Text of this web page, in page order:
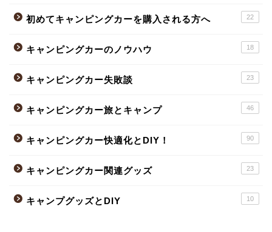
初めてキャンピングカーを購入される方へ 22
キャンピングカーのノウハウ 18
キャンピングカー失敗談 23
キャンピングカー旅とキャンプ 46
キャンピングカー快適化とDIY！ 90
キャンピングカー関連グッズ 23
キャンプグッズとDIY 10